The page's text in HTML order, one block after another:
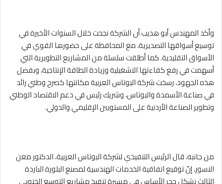
وأكد المهندس أبو هديب أن الشركة نجحت خلال السنوات الأخيرة في
توسيع أسواقها التصديرية، مع المحافظة على حضورها القوي في
الأسواق التقليدية. كما أطلقت سلسلة من المشاريع التطويرية التي
أسهمت في رفع كفاءتها التشغيلية وزيادة الطاقة الإنتاجية، وبفضل
هذه الجهود، رسخت شركة البوتاس العربية مكانتها كصرح وطني رائد
في صناعة الأسمدة والبوتاس، وشريك رئيس في دعم الاقتصاد الوطني
وتطوير الصناعة الأردنية على المستويين الإقليمي والدولي.
من جانبه، قال الرئيس التنفيذي لشركة البوتاس العربية، الدكتور معن
النسور، إنّ توقيع اتفاقية الخدمات الهندسية لمصنع البلورة الباردة